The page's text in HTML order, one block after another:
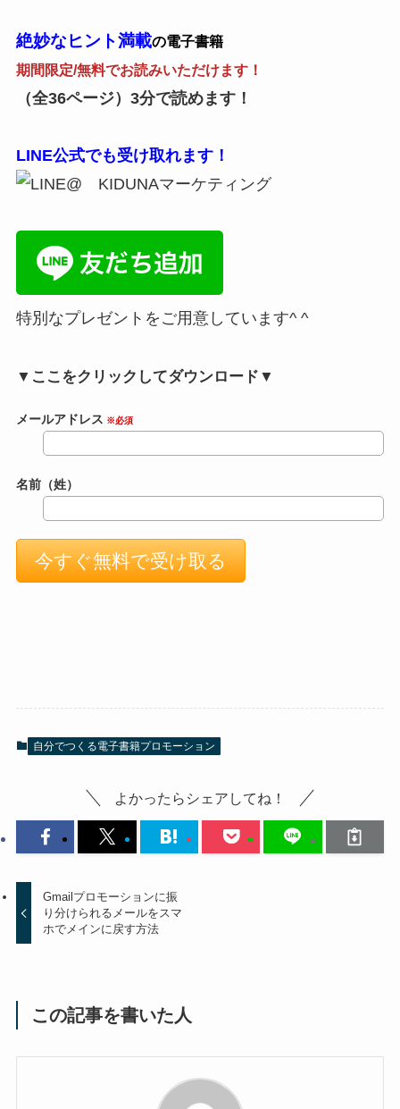
絶妙なヒント満載の電子書籍
期間限定/無料でお読みいただけます！
（全36ページ）3分で読めます！
LINE公式でも受け取れます！
特別なプレゼントをご用意しています^ ^
▼ここをクリックしてダウンロード▼
メールアドレス ※必須
名前（姓）
自分でつくる電子書籍プロモーション
よかったらシェアしてね！
Gmailプロモーションに振
り分けられるメールをスマ
ホでメインに戻す方法
この記事を書いた人